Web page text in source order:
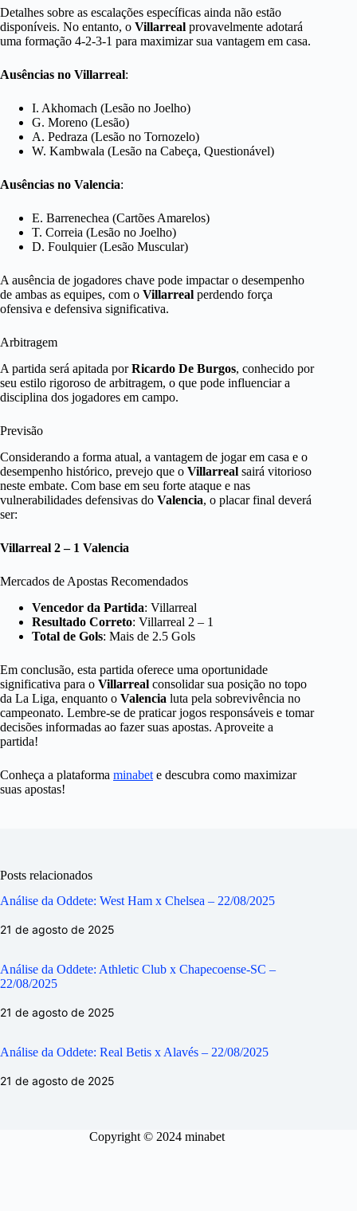
Detalhes sobre as escalações específicas ainda não estão
disponíveis. No entanto, o Villarreal provavelmente adotará
uma formação 4-2-3-1 para maximizar sua vantagem em casa.
Ausências no Villarreal:
I. Akhomach (Lesão no Joelho)
G. Moreno (Lesão)
A. Pedraza (Lesão no Tornozelo)
W. Kambwala (Lesão na Cabeça, Questionável)
Ausências no Valencia:
E. Barrenechea (Cartões Amarelos)
T. Correia (Lesão no Joelho)
D. Foulquier (Lesão Muscular)
A ausência de jogadores chave pode impactar o desempenho
de ambas as equipes, com o Villarreal perdendo força
ofensiva e defensiva significativa.
Arbitragem
A partida será apitada porRicardo De Burgos, conhecido por
seu estilo rigoroso de arbitragem, o que pode influenciar a
disciplina dos jogadores em campo.
Previsão
Considerando a forma atual, a vantagem de jogar em casa e o
desempenho histórico, prevejo que o Villarreal sairá vitorioso
neste embate. Com base em seu forte ataque e nas
vulnerabilidades defensivas do Valencia, o placar final deverá
ser:
Villarreal 2 – 1 Valencia
Mercados de Apostas Recomendados
Vencedor da Partida: Villarreal
Resultado Correto: Villarreal 2 – 1
Total de Gols: Mais de 2.5 Gols
Em conclusão, esta partida oferece uma oportunidade
significativa para o Villarreal consolidar sua posição no topo
da La Liga, enquanto o Valencia luta pela sobrevivência no
campeonato. Lembre-se de praticar jogos responsáveis e tomar
decisões informadas ao fazer suas apostas. Aproveite a
partida!
Conheça a plataforma minabet e descubra como maximizar
suas apostas!
Posts relacionados
Análise da Oddete: West Ham x Chelsea – 22/08/2025
21 de agosto de 2025
Análise da Oddete: Athletic Club x Chapecoense-SC –
22/08/2025
21 de agosto de 2025
Análise da Oddete: Real Betis x Alavés – 22/08/2025
21 de agosto de 2025
Copyright © 2024 minabet